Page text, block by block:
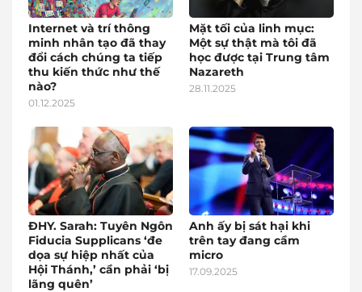
Internet và trí thông
minh nhân tạo đã thay
đổi cách chúng ta tiếp
thu kiến thức như thế
nào?
01.12.2025
Mặt tối của linh mục:
Một sự thật mà tôi đã
học được tại Trung tâm
Nazareth
28.11.2025
ĐHY. Sarah: Tuyên Ngôn
Fiducia Supplicans ‘đe
dọa sự hiệp nhất của
Hội Thánh,’ cần phải ‘bị
lãng quên’
Anh ấy bị sát hại khi
trên tay đang cầm
micro
17.09.2025